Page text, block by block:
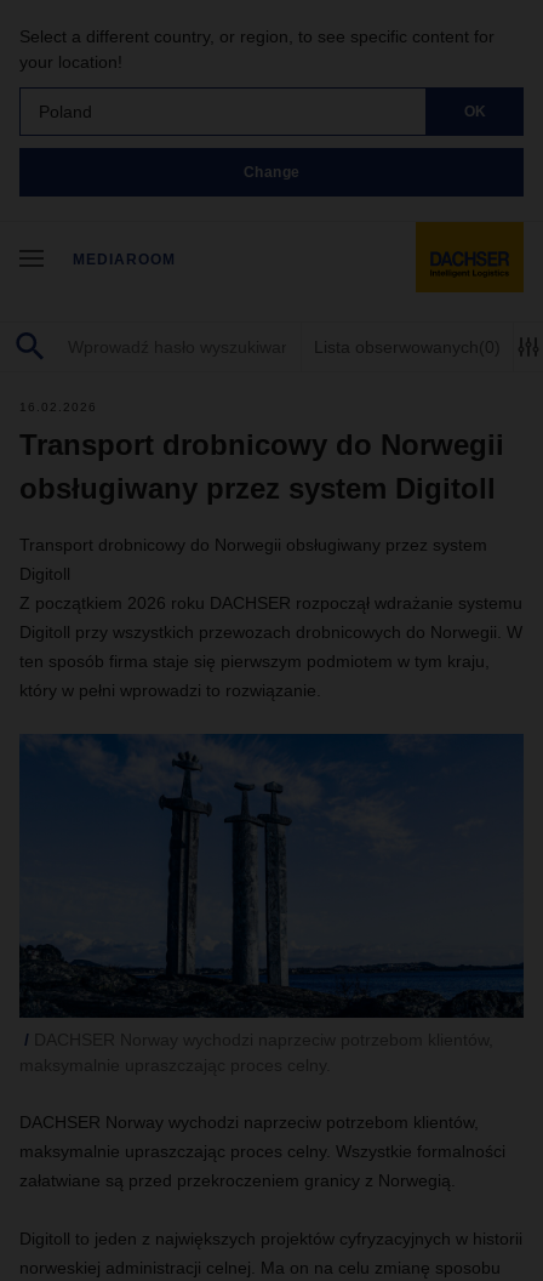
Select a different country, or region, to see specific content for
your location!
Poland OK
Change
MEDIAROOM
Lista obserwowanych (0)
16.02.2026
Transport drobnicowy do Norwegii
obsługiwany przez system Digitoll
Transport drobnicowy do Norwegii obsługiwany przez system
Digitoll
Z początkiem 2026 roku DACHSER rozpoczął wdrażanie systemu
Digitoll przy wszystkich przewozach drobnicowych do Norwegii. W
ten sposób firma staje się pierwszym podmiotem w tym kraju,
który w pełni wprowadzi to rozwiązanie.
DACHSER Norway wychodzi naprzeciw potrzebom klientów,
maksymalnie upraszczając proces celny. Wszystkie formalności
załatwiane są przed przekroczeniem granicy z Norwegią.
Digitoll to jeden z największych projektów cyfryzacyjnych w historii
norweskiej administracji celnej. Ma on na celu zmianę sposobu